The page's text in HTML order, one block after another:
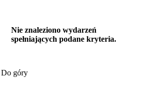
Nie znaleziono wydarzeń
spełniających podane kryteria.
Do góry